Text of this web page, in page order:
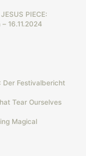
PIECE:
16.11.2024
Der Festivalbericht
Tear Ourselves
Magical